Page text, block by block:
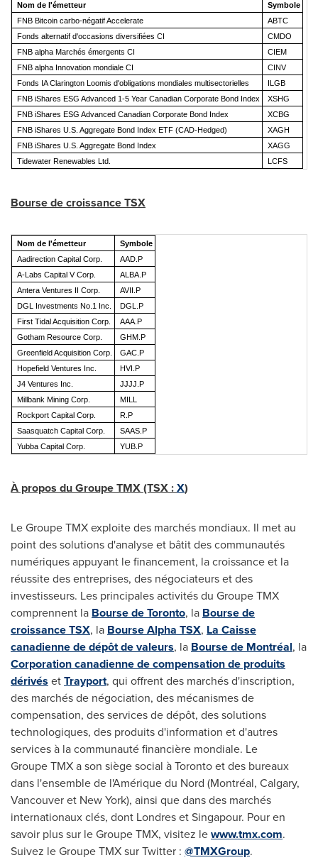
Nom de l'émetteur
Symbole
FNB Bitcoin carbo-négatif Accelerate
ABTC
Fonds alternatif d'occasions diversifiées CI
CMDO
FNB alpha Marchés émergents CI
CIEM
FNB alpha Innovation mondiale CI
CINV
Fonds IA Clarington Loomis d'obligations mondiales multisectorielles
ILGB
FNB iShares ESG Advanced 1-5 Year Canadian Corporate Bond Index
XSHG
FNB iShares ESG Advanced Canadian Corporate Bond Index
XCBG
FNB iShares U.S. Aggregate Bond Index ETF (CAD-Hedged)
XAGH
FNB iShares U.S. Aggregate Bond Index
XAGG
Tidewater Renewables Ltd.
LCFS
Bourse de croissance TSX
Nom de l'émetteur
Symbole
Aadirection Capital Corp.
AAD.P
A-Labs Capital V Corp.
ALBA.P
Antera Ventures II Corp.
AVII.P
DGL Investments No.1 Inc.
DGL.P
First Tidal Acquisition Corp.
AAA.P
Gotham Resource Corp.
GHM.P
Greenfield Acquisition Corp.
GAC.P
Hopefield Ventures Inc.
HVI.P
J4 Ventures Inc.
JJJJ.P
Millbank Mining Corp.
MILL
Rockport Capital Corp.
R.P
Saasquatch Capital Corp.
SAAS.P
Yubba Capital Corp.
YUB.P
À propos du Groupe TMX (TSX :X)
Le Groupe TMX exploite des marchés mondiaux. Il met au
point des solutions d'analyse et bâtit des communautés
numériques appuyant le financement, la croissance et la
réussite des entreprises, des négociateurs et des
investisseurs. Les principales activités du Groupe TMX
comprennent la Bourse deToronto, la Bourse de
croissance TSX, la Bourse Alpha TSX, La Caisse
canadienne de dépôt de valeurs, la Bourse de Montréal, la
Corporation canadienne de compensation de produits
dérivés etTrayport, qui offrent des marchés d'inscription,
des marchés de négociation, des mécanismes de
compensation, des services de dépôt, des solutions
technologiques, des produits d'information et d'autres
services à la communauté financière mondiale. Le
Groupe TMX a son siège social àTorontoet des bureaux
dans l'ensemble de l'Amérique du Nord (Montréal, Calgary,
Vancouveret New York), ainsi que dans des marchés
internationaux clés, dont Londres et Singapour. Pour en
savoir plus sur le Groupe TMX, visitez lewww.tmx.com.
Suivez le Groupe TMX sur Twitter : @TMXGroup.